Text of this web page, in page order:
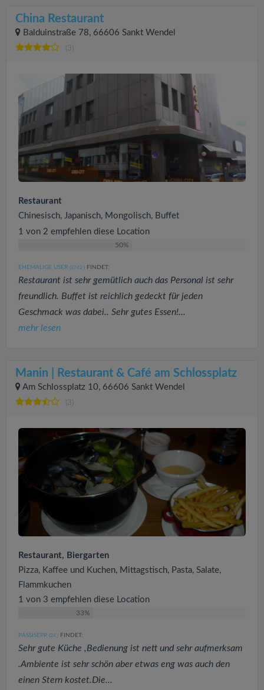
China Restaurant
Balduinstraße 78, 66606 Sankt Wendel
(3)
Restaurant
Chinesisch, Japanisch, Mongolisch, Buffet
1 von 2 empfehlen diese Location
50%
EHEMALIGE USER (3742 ) FINDET:
Restaurant ist sehr gemütlich auch das Personal ist sehr
freundlich. Buffet ist reichlich gedeckt für jeden
Geschmack was dabei.. Sehr gutes Essen!...
mehr lesen
Manin | Restaurant & Café am Schlossplatz
Am Schlossplatz 10, 66606 Sankt Wendel
(3)
Restaurant, Biergarten
Pizza, Kaffee und Kuchen, Mittagstisch, Pasta, Salate,
Flammkuchen
1 von 3 empfehlen diese Location
33%
PASSISEPP (24 ) FINDET:
Sehr gute Küche ,Bedienung ist nett und sehr aufmerksam
.Ambiente ist sehr schön aber etwas eng was auch den
einen Stern kostet.Die...